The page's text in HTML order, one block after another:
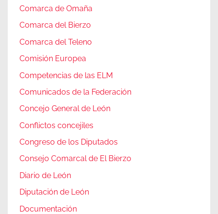
Comarca de Omaña
Comarca del Bierzo
Comarca del Teleno
Comisión Europea
Competencias de las ELM
Comunicados de la Federación
Concejo General de León
Conflictos concejiles
Congreso de los Diputados
Consejo Comarcal de El Bierzo
Diario de León
Diputación de León
Documentación